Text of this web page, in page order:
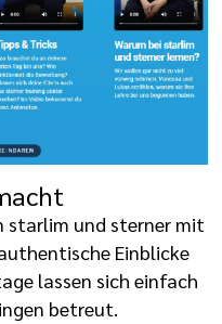
starlim und sterner mit
Einblicke
lassen sich einfach
betreut.